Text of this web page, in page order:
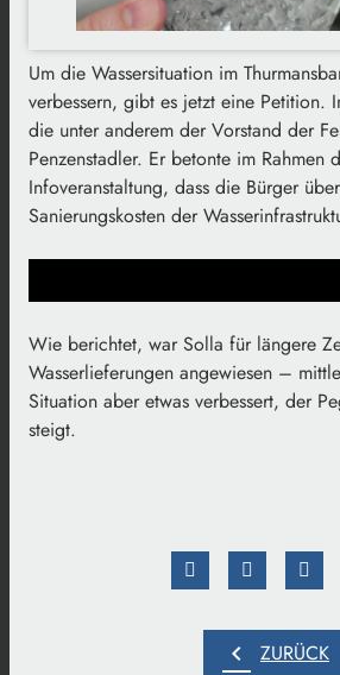
Um die Wassersituation im
verbessern, gibt es jetzt eine Petition.
die unter anderem der Vorstand der
Penzenstadler. Er betonte im Rahmen
Infoveranstaltung, dass die Bürger
Sanierungskosten der
Wie berichtet, war Solla für längere
Wasserlieferungen angewiesen –
Situation aber etwas verbessert, der
steigt.
chevron_left ZURÜCK